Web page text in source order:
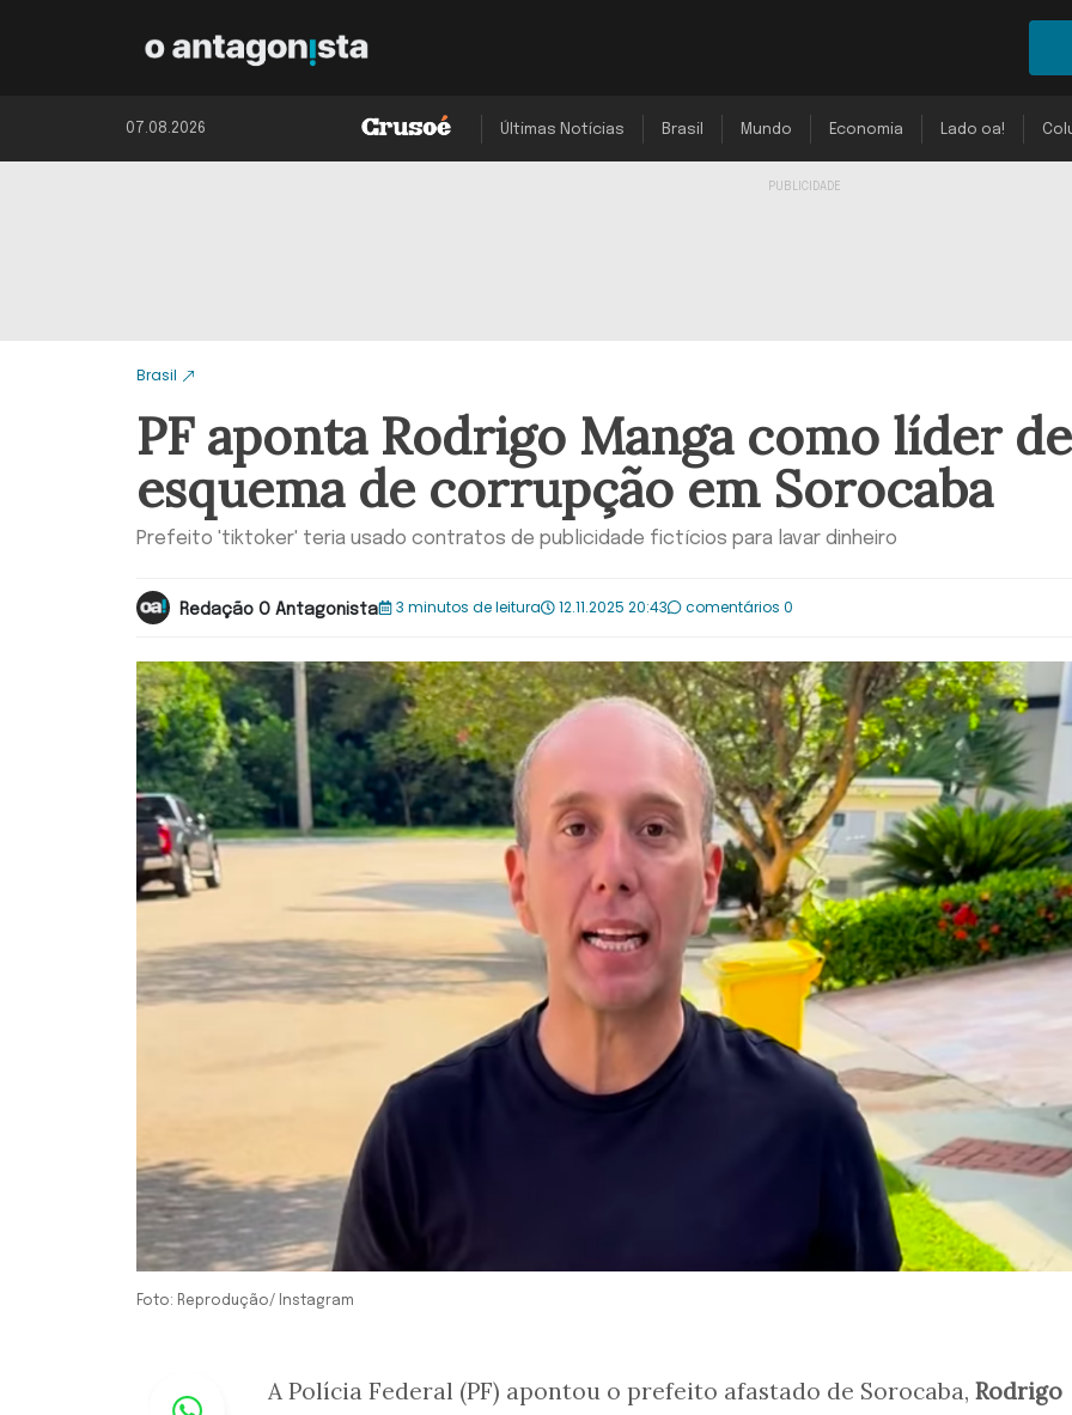
07.08.2026 Últimas Notícias Brasil Mundo Economia Lado oa!
Brasil
PF aponta Rodrigo Manga como líder de
esquema de corrupção em Sorocaba
Prefeito 'tiktoker' teria usado contratos de publicidade fictícios para lavar dinheiro
Redação O Antagonista 3 minutos de leitura 12.11.2025 20:43 comentários 0
Foto: Reprodução/ Instagram
Whastapp
A Polícia Federal (PF) apontou o prefeito afastado de Sorocaba, Rodrigo